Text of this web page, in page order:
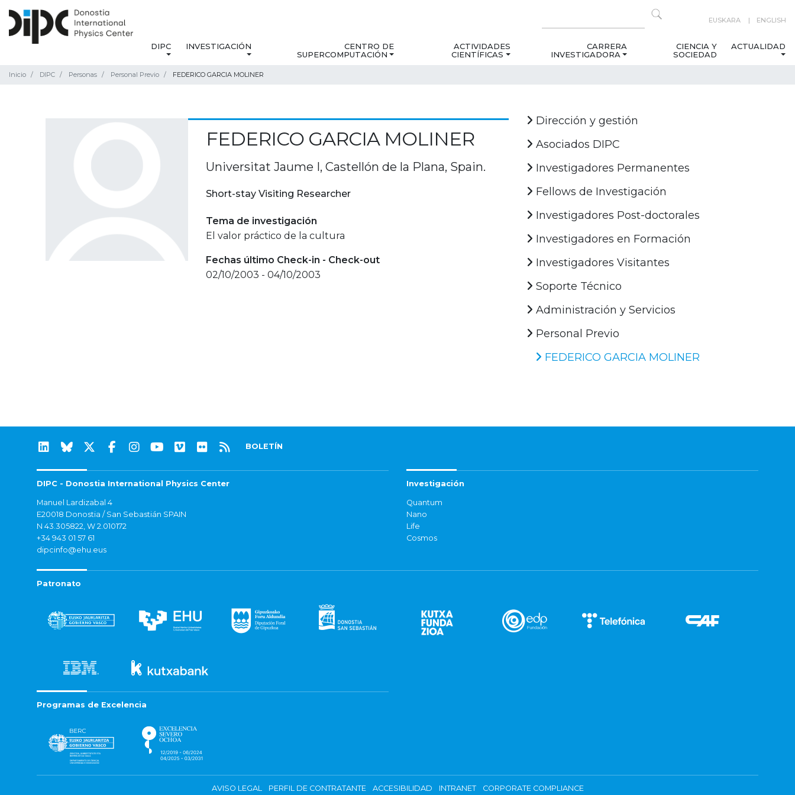
EUSKARA ENGLISH
DIPC INVESTIGACIÓN
CENTRO DE
SUPERCOMPUTACIÓN
ACTIVIDADES
CIENTÍFICAS
CARRERA
INVESTIGADORA
CIENCIA Y
SOCIEDAD
ACTUALIDAD
Inicio DIPC Personas Personal Previo FEDERICO GARCIA MOLINER
FEDERICO GARCIA MOLINER
Universitat Jaume I, Castellón de la Plana, Spain.
Short-stay Visiting Researcher
Tema de investigación
El valor práctico de la cultura
Fechas último Check-in - Check-out
02/10/2003 - 04/10/2003
Dirección y gestión
Asociados DIPC
Investigadores Permanentes
Fellows de Investigación
Investigadores Post-doctorales
Investigadores en Formación
Investigadores Visitantes
Soporte Técnico
Administración y Servicios
Personal Previo
FEDERICO GARCIA MOLINER
BOLETÍN
DIPC - Donostia International Physics Center
Manuel Lardizabal 4
E20018 Donostia / San Sebastián SPAIN
N 43.305822, W 2.010172
+34 943 01 57 61
dipcinfo@ehu.eus
Investigación
Quantum
Nano
Life
Cosmos
Patronato
Programas de Excelencia
AVISO LEGAL PERFIL DE CONTRATANTE ACCESIBILIDAD INTRANET CORPORATE COMPLIANCE